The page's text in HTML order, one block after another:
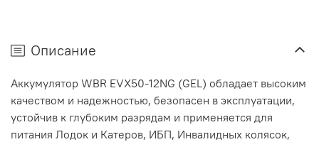
Описание
Аккумулятор WBR EVX50-12NG (GEL) обладает высоким
качеством и надежностью, безопасен в эксплуатации,
устойчив к глубоким разрядам и применяется для
питания Лодок и Катеров, ИБП, Инвалидных колясок,